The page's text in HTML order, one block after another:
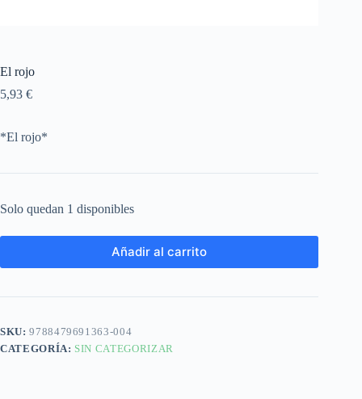
El rojo
5,93 €
*El rojo*
Solo quedan 1 disponibles
Añadir al carrito
SKU:9788479691363-004
CATEGORÍA: SIN CATEGORIZAR